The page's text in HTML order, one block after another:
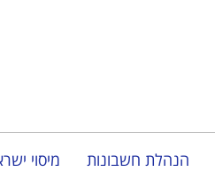
הנהלת חשבונות מיסוי